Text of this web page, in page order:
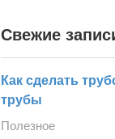
Свежие
Как сделать
трубы
Полезное